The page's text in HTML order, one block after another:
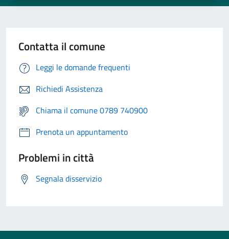
Contatta il comune
Leggi le domande frequenti
Richiedi Assistenza
Chiama il comune 0789 740900
Prenota un appuntamento
Problemi in città
Segnala disservizio